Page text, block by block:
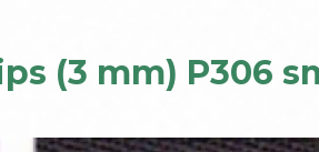
(3 mm) P306